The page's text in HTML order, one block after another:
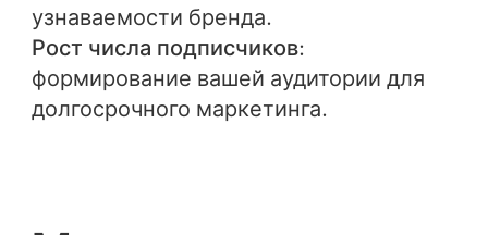
узнаваемости бренда.
Рост числа подписчиков:
формирование вашей аудитории для
долгосрочного маркетинга.